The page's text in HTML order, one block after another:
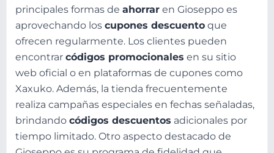
principales formas de ahorrar en Gioseppo es
aprovechando los cupones descuento que
ofrecen regularmente. Los clientes pueden
encontrar códigos promocionales en su sitio
web oficial o en plataformas de cupones como
Xaxuko. Además, la tienda frecuentemente
realiza campañas especiales en fechas señaladas,
brindando códigos descuentos adicionales por
tiempo limitado. Otro aspecto destacado de